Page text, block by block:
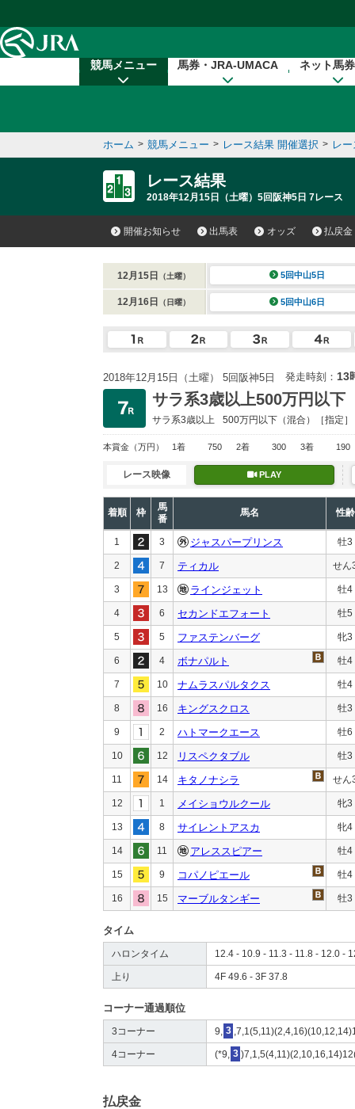
競馬メニュー 馬券・JRA-UMACA ネット馬
ホーム > 競馬メニュー > レース結果 開催選択 > レ
レース結果
2018年12月15日（土曜）5回阪神5日 7レース
開催お知らせ 出馬表 オッズ 払戻金
12月15日 （土曜） 5回中山5日
12月16日 （日曜） 5回中山6日
2018年12月15日（土曜） 5回阪神5日 発走時刻： 13
サラ系3歳以上500万円以下
サラ系3歳以上 500万円以下 （混合）［指定］
本賞金 （万円） 1着 750 2着 300 3着 190
レース映像 PLAY
着順 枠
馬
番
馬名 性齢
1 3 ジャスパープリンス 牡3
2 7 ティカル せん
3 13 ラインジェット 牡4
4 6 セカンドエフォート 牡5
5 5 ファステンバーグ 牝3
6 4 ボナパルト 牡4
7 10 ナムラスパルタクス 牡4
8 16 キングスクロス 牡3
9 2 ハトマークエース 牡6
10 12 リスペクタブル 牡3
11 14 キタノナシラ せん
12 1 メイショウルクール 牝3
13 8 サイレントアスカ 牝4
14 11 アレススピアー 牡4
15 9 コパノピエール 牡4
16 15 マーブルタンギー 牡3
タイム
ハロンタイム 12.4 - 10.9 - 11.3 - 11.8 - 12.0 -
上り 4F 49.6 - 3F 37.8
コーナー通過順位
3コーナー 9, 3
4コーナー (*9, 3
払戻金